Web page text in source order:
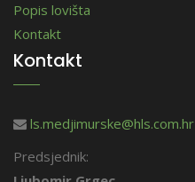
Popis lovišta
Kontakt
Kontakt
ls.medjimurske@hls.com.hr
Predsjednik: